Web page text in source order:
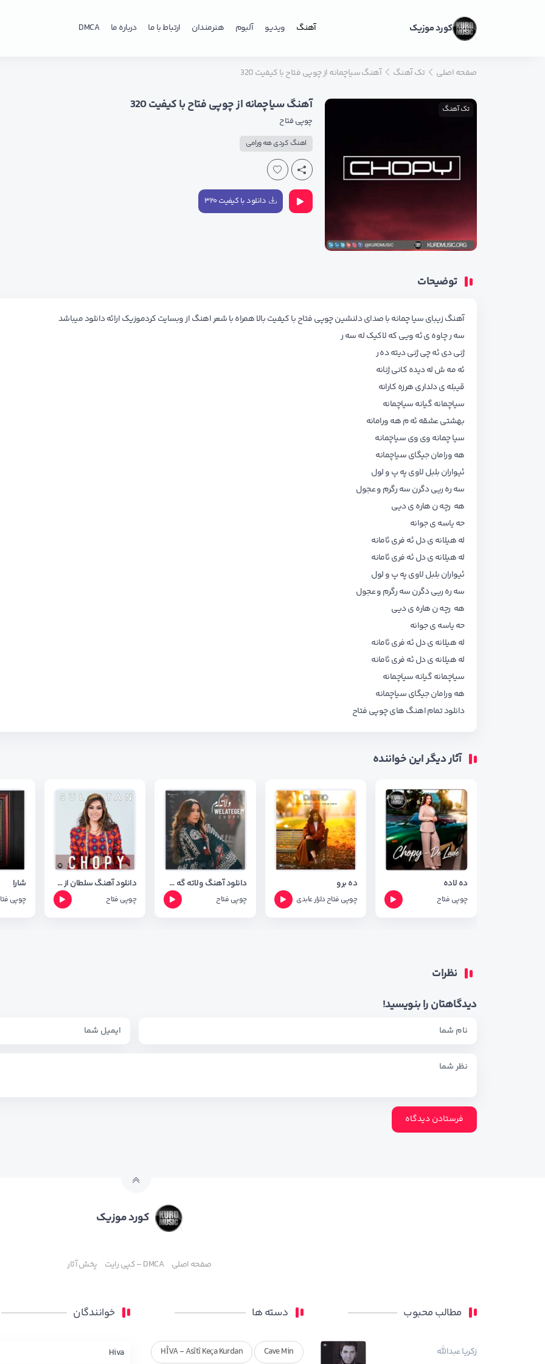
کورد موزیک آهنگ ویدیو آلبوم هنرمندان ارتباط با ما درباره ما DMCA
صفحه اصلی تک آهنگ آهنگ سیاچمانه از چوپی فتاح با کیفیت 320
تک آهنگ آهنگ سیاچمانه از چوپی فتاح با کیفیت 320
چوپی فتاح
اهنگ کردی هه ورامی
دانلود با کیفیت ۳۲۰
توضیحات
آهنگ زیبای سیا چمانه با صدای دلنشین چوپی فتاح با کیفیت بالا همراه با شعر اهنگ از وبسایت کردموزیک ارائه دانلود میباشد
سه ر چاوه ی ئه ویی که لاکیک له سه ر
ژنی دی ئه چی ژنی دیته ده ر
ئه مه ش له دیده کانی ژنانه
قیبله ی دلداری هرزه کارانه
سیاچمانه گیانه سیاچمانه
بهشتی عشقه ئه م هه ورامانه
سیا چمانه وی وی سیاچمانه
هه ورامان جیگای سیاچمانه
ئیواران بلبل لاوی په پ و لول
سه ره ریی دگرن سه رگرم و عجول
هه رچه ن هاره ی دیی
حه یاسه ی جوانه
له هیلانه ی دل ئه فری ئامانه
له هیلانه ی دل ئه فری ئامانه
ئیواران بلبل لاوی په پ و لول
سه ره ریی دگرن سه رگرم و عجول
هه رچه ن هاره ی دیی
حه یاسه ی جوانه
له هیلانه ی دل ئه فری ئامانه
له هیلانه ی دل ئه فری ئامانه
سیاچمانه گیانه سیاچمانه
هه ورامان جیگای سیاچمانه
دانلود تمام اهنگ هایچوپی فتاح
آثار دیگر این خواننده
ده لاده
چوپی فتاح
ده برو
چوپی فتاحدلزار عابدی
دانلود آهنگ ولاته گه م از چوپی فتاخ + ترجمه آهنگ
چوپی فتاح
دانلود آهنگ سلطان از چوپی فتاح Sultan
چوپی فتاح
شارا
چوپی
نظرات
دیدگاهتان را بنویسید!
کورد موزیک
صفحه اصلی DMCA – کپی رایت پخش آثار
مطالب محبوب
زکریا عبدالله
دسته ها
Cave Min
HÎVA - Asîtî Keça Kurdan
خوانندگان
Hiva